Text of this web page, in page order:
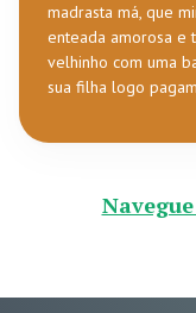
madrasta má, que
enteada amorosa e
velhinho com uma
sua filha logo